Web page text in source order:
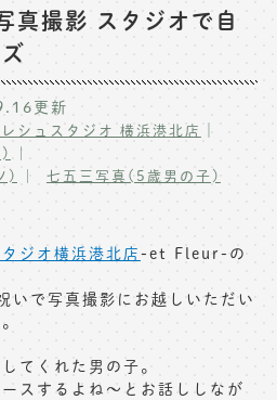
業写真撮影
卒業記念撮影
歳の祝い記念撮影
念写真撮影
写真撮影
念写真撮影
記念撮影
ディング
コラム
る質問
品一覧
影(鎌倉)
限定プラン情報
員登録
真撮影 スタジオで自
更新
シュスタジオ 横浜港北店 ｜
)
七五三写真(5歳男の子)
ジオ横浜港北店-et Fleur-の
いで写真撮影にお越しいただい
てくれた男の子。
スするよね〜とお話ししなが